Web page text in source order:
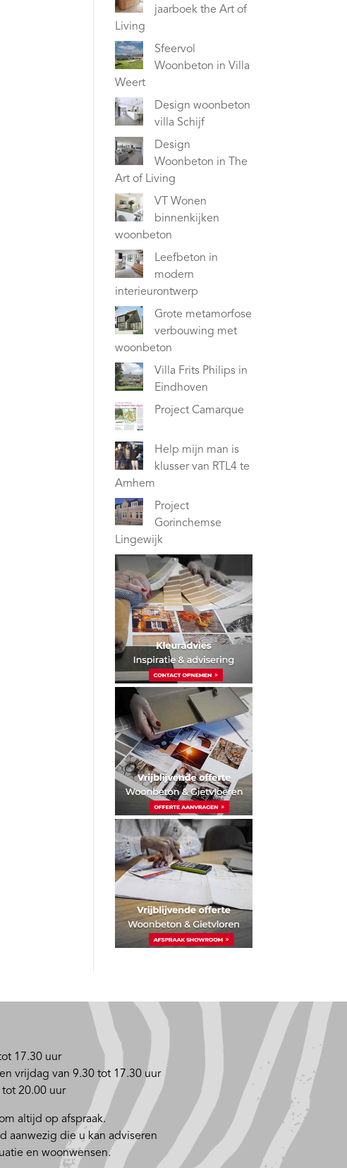
jaarboek the Art of
Living
Sfeervol
Woonbeton in Villa
Weert
Design woonbeton
villa Schijf
Design
Woonbeton in The
Art of Living
VT Wonen
binnenkijken
woonbeton
Leefbeton in
modern
interieurontwerp
Grote metamorfose
verbouwing met
woonbeton
Villa Frits Philips in
Eindhoven
Project Camarque
Help mijn man is
klusser van RTL4 te
Arnhem
Project
Gorinchemse
Lingewijk
17.30 uur
vrijdag van 9.30 tot 17.30 uur
20.00 uur
altijd op afspraak.
aanwezig die u kan adviseren
en woonwensen.